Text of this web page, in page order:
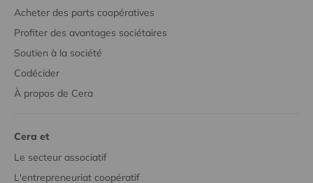
Acheter des parts coopératives
Profiter des avantages sociétaires
Soutien à la société
Codécider
À propos de Cera
Cera et
Le secteur associatif
L'entrepreneuriat coopératif